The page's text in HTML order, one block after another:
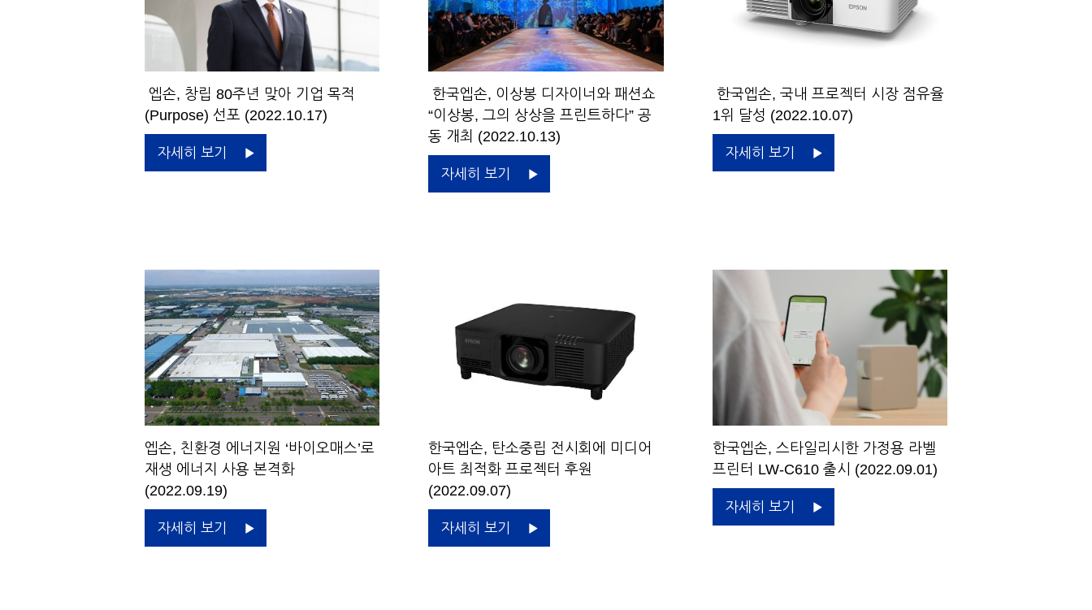
엡손, 창립 80주년 맞아 기업 목적
(Purpose) 선포 (2022.10.17)
자세히 보기
한국엡손, 이상봉 디자이너와 패션쇼
“이상봉, 그의 상상을 프린트하다” 공
동 개최 (2022.10.13)
자세히 보기
한국엡손, 국내 프로젝터 시장 점유율
1위 달성 (2022.10.07)
자세히 보기
엡손, 친환경 에너지원 ‘바이오매스’로
재생 에너지 사용 본격화
(2022.09.19)
자세히 보기
한국엡손, 탄소중립 전시회에 미디어
아트 최적화 프로젝터 후원
(2022.09.07)
자세히 보기
한국엡손, 스타일리시한 가정용 라벨
프린터 LW-C610 출시 (2022.09.01)
자세히 보기